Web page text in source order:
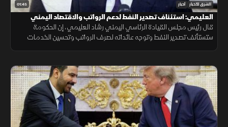
01:45 الشرق للأخبار أخبار
العليمي: استئناف تصدير النفط لدعم الرواتب والاقتصاد اليمني
قال رئيس مجلس القيادة الرئاسي اليمني رشاد العليمي، إن الحكومة
ستستأنف تصدير النفط وتوجه عائداته لصرف الرواتب وتحسين الخدمات